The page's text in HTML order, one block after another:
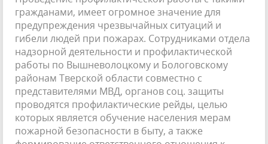
гражданами, имеет огромное значение для
предупреждения чрезвычайных ситуаций и
гибели людей при пожарах. Сотрудниками отдела
надзорной деятельности и профилактической
работы по Вышневолоцкому и Бологовскому
районам Тверской области совместно с
представителями МВД, органов соц. защиты
проводятся профилактические рейды, целью
которых является обучение населения мерам
пожарной безопасности в быту, а также